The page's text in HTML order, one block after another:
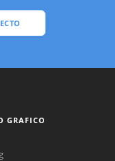
GRAFICO